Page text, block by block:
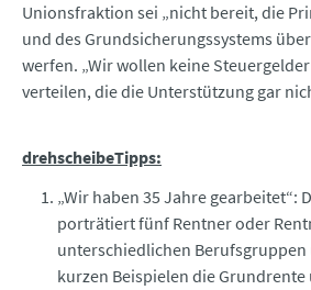
Unionsfraktion sei „nicht bereit, die
und des Grundsicherungssystems
werfen. „Wir wollen keine
verteilen, die die Unterstützung gar
drehscheibeTipps:
„Wir haben 35 Jahre gearbeitet“:
porträtiert fünf Rentner oder
unterschiedlichen
kurzen Beispielen die Grundrente